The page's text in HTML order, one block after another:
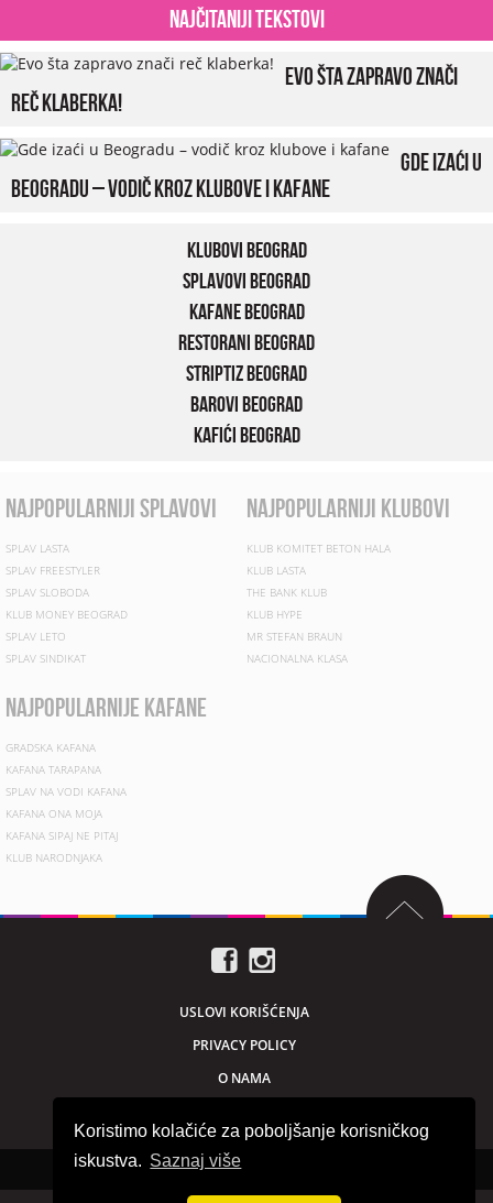
Koristimo kolačiće za poboljšanje korisničkog
iskustva. Saznaj više
Najčitaniji tekstovi
Evo šta zapravo znači
reč klaberka!
Gde izaći u
Beogradu – vodič kroz klubove i kafane
Klubovi Beograd
Splavovi Beograd
Kafane Beograd
Restorani Beograd
Striptiz Beograd
Barovi Beograd
Kafići Beograd
najpopularniji splavovi
SPLAV LASTA
SPLAV FREESTYLER
SPLAV SLOBODA
KLUB MONEY BEOGRAD
SPLAV LETO
SPLAV SINDIKAT
najpopularniji klubovi
KLUB KOMITET BETON HALA
KLUB LASTA
THE BANK KLUB
KLUB HYPE
MR STEFAN BRAUN
NACIONALNA KLASA
najpopularnije kafane
GRADSKA KAFANA
KAFANA TARAPANA
SPLAV NA VODI KAFANA
KAFANA ONA MOJA
KAFANA SIPAJ NE PITAJ
KLUB NARODNJAKA
USLOVI KORIŠĆENJA
PRIVACY POLICY
O NAMA
Sva prava zadržana © 2026. beogradnocu.com